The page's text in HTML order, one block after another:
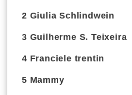
2 Giulia Schlindwein
3 Guilherme S. Teixeira
4 Franciele trentin
5 Mammy